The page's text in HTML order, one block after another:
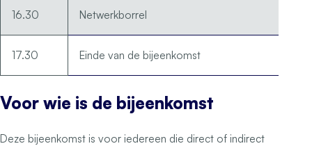
16.30 Netwerkborrel
17.30 Einde van de bijeenkomst
Voor wie is de bijeenkomst
Deze bijeenkomst is voor iedereen die direct of indirect